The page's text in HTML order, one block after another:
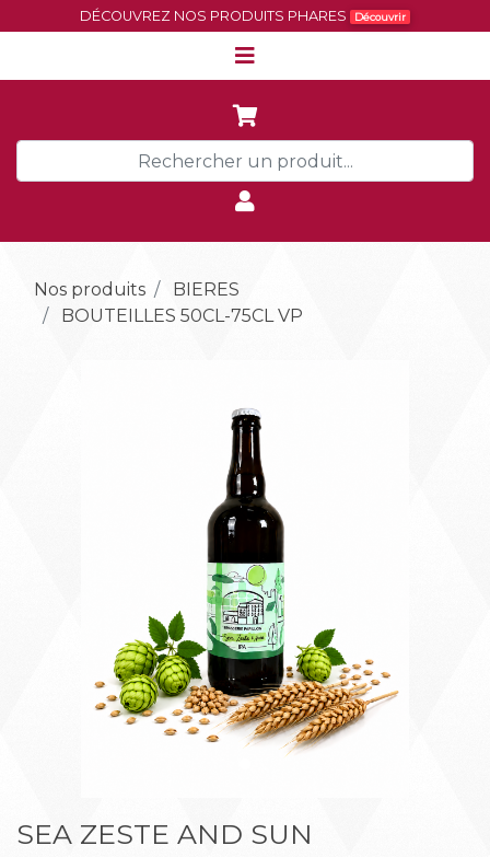
DÉCOUVREZ NOS PRODUITS PHARES Découvrir
Nos produits
BIERES
BOUTEILLES 50CL-75CL VP
SEA ZESTE AND SUN